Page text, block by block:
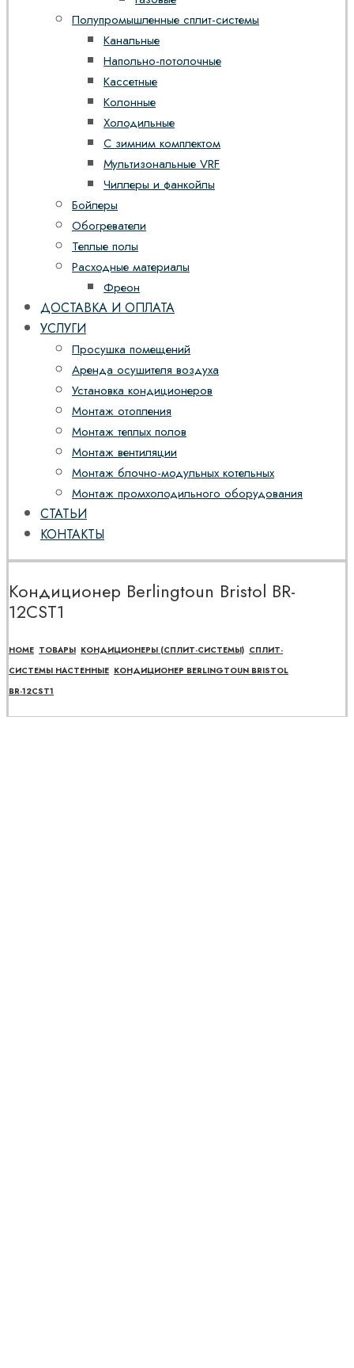
Полупромышленные сплит-системы
Канальные
Напольно-потолочные
Кассетные
Колонные
Холодильные
С зимним комплектом
Мультизональные VRF
Чиллеры и фанкойлы
Бойлеры
Обогреватели
Теплые полы
Расходные материалы
Фреон
ДОСТАВКА И ОПЛАТА
УСЛУГИ
Просушка помещений
Аренда осушителя воздуха
Установка кондиционеров
Монтаж отопления
Монтаж теплых полов
Монтаж вентиляции
Монтаж блочно-модульных котельных
Монтаж промхолодильного оборудования
СТАТЬИ
КОНТАКТЫ
Кондиционер Berlingtoun Bristol BR-
12CST1
HOME ТОВАРЫ КОНДИЦИОНЕРЫ (СПЛИТ-СИСТЕМЫ) СПЛИТ-
СИСТЕМЫ НАСТЕННЫЕ КОНДИЦИОНЕР BERLINGTOUN BRISTOL
BR-12CST1